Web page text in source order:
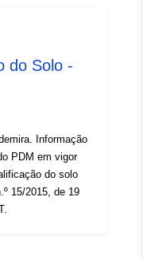
do Solo -
Informação
PDM em vigor
do solo
15/2015, de 19